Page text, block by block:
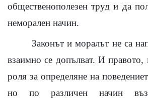
общественополезен труд и да
неморален начин.
Законът и моралът не са
взаимно се допълват. И правото,
роля за определяне на
но по различен начин